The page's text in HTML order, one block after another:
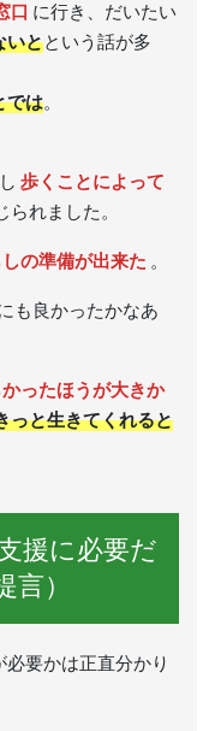
口 に行き、だいたい
いとという話が多
では。
歩くことによって
られました。
の準備が出来た 。
も良かったかなあ
ったほうが大きか
っと生きてくれると
援に必要だ
）
要かは正直分かり